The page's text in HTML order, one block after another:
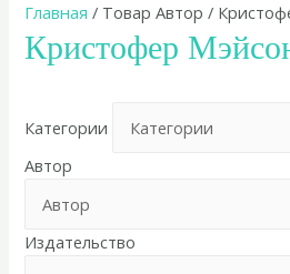
Главная / Товар Автор /
Кристофер
Категории
Автор
Издательство